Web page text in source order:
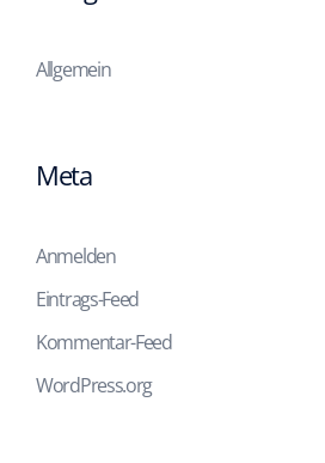
Allgemein
Meta
Anmelden
Eintrags-Feed
Kommentar-Feed
WordPress.org